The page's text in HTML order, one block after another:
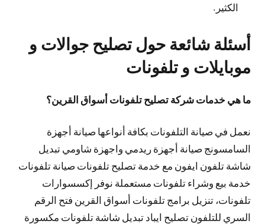
الكثير.
أسئلة شائعة حول تصليح جوالات و
موبايلات و تلفونات
ما هي خدمات شركة تصليح تلفونات أسواق القرين؟
نعمل في صيانة التلفونات بكافة أنواعها صيانة أجهزة
السامسونج صيانة أجهزة ريدمي واجهزة شاومي تبديل
شاشة تلفون ايفون مع خدمة تصليح تلفونات صيانة تلفونات
خدمة بيع وشراء تلفونات مستعملة نوفر إكسسوارات
تلفونات، تنزيل برامج تلفونات أسواق القرين فتح الرقم
السري للتلفون تصليح ايباد تبديل شاشة تلفونات مكسورة